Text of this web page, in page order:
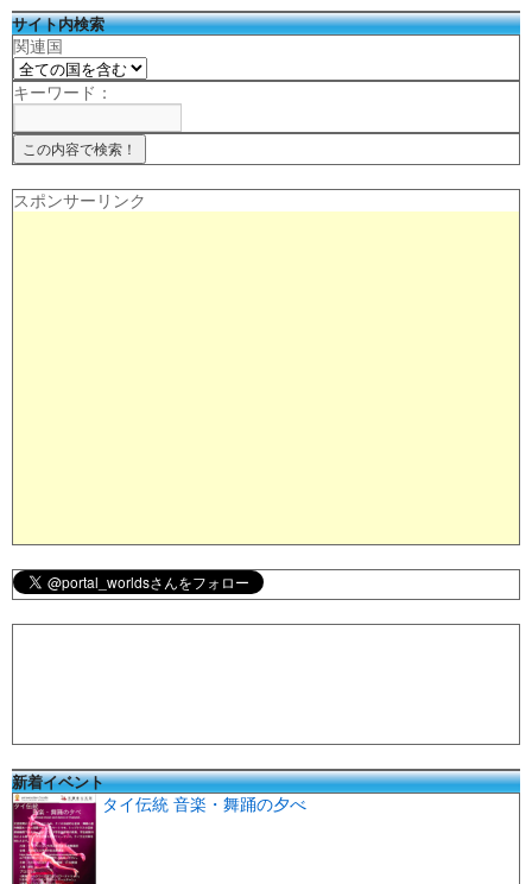
サイト内検索
関連国
キーワード：
スポンサーリンク
新着イベント
タイ伝統 音楽・舞踊の夕べ